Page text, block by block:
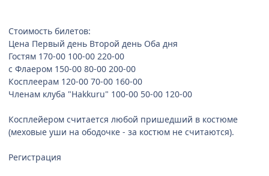
Стоимость билетов:
Цена Первый день Второй день Оба дня
Гостям 170-00 100-00 220-00
с Флаером 150-00 80-00 200-00
Косплеерам 120-00 70-00 160-00
Членам клуба "Hakkuru" 100-00 50-00 120-00
Косплейером считается любой пришедший в костюме
(меховые уши на ободочке - за костюм не считаются).
Регистрация